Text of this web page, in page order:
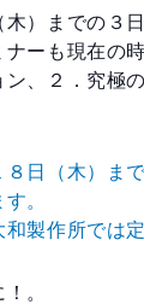
）までの３
ーも現在の
ン、２．究
日（木）ま
。
製作所では
。